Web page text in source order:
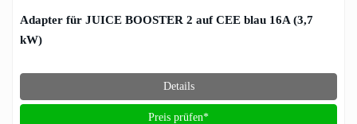
Adapter für JUICE BOOSTER 2 auf CEE blau 16A (3,7
kW)
Details
Preis prüfen*